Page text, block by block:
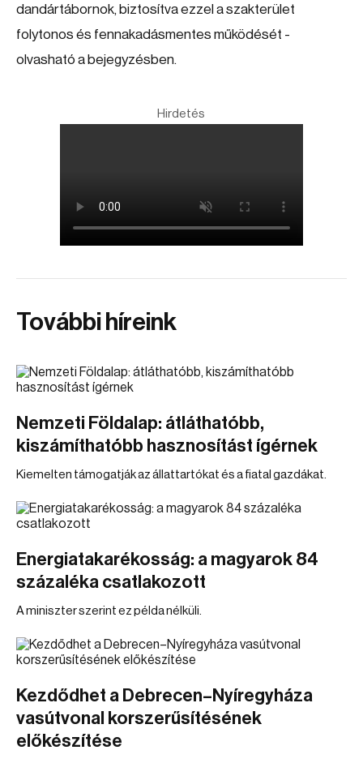
dandártábornok, biztosítva ezzel a szakterület
folytonos és fennakadásmentes működését -
olvasható a bejegyzésben.
Hirdetés
További híreink
Nemzeti Földalap: átláthatóbb,
kiszámíthatóbb hasznosítást ígérnek
Kiemelten támogatják az állattartókat és a fiatal gazdákat.
Energiatakarékosság: a magyarok 84
százaléka csatlakozott
A miniszter szerint ez példa nélküli.
Kezdődhet a Debrecen–Nyíregyháza
vasútvonal korszerűsítésének
előkészítése